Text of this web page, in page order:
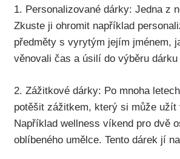
1. Personalizované dárky: Jedna z
Zkuste ji ohromit například
předměty s vyrytým jejím jménem,
věnovali čas a úsilí do výběru
2. Zážitkové dárky: Po mnoha
potěšit zážitkem, který si může
Například wellness víkend pro dvě
oblíbeného umělce. Tento dárek jí